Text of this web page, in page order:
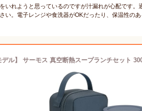
いれようと思っているのですが汁漏れが心配です
い。電子レンジや食洗器がOKだったり、保温性のあ